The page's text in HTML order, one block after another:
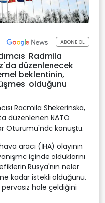
ABONE OL
Radmila
düzenlenecek
beklentinin,
olduğunu
Radmila Shekerinska,
düzenlenen NATO
Oturumu'nda konuştu.
aracı (İHA) olayının
içinde olduklarını
Rusya'nın neler
kadar istekli olduğunu,
hale geldiğini